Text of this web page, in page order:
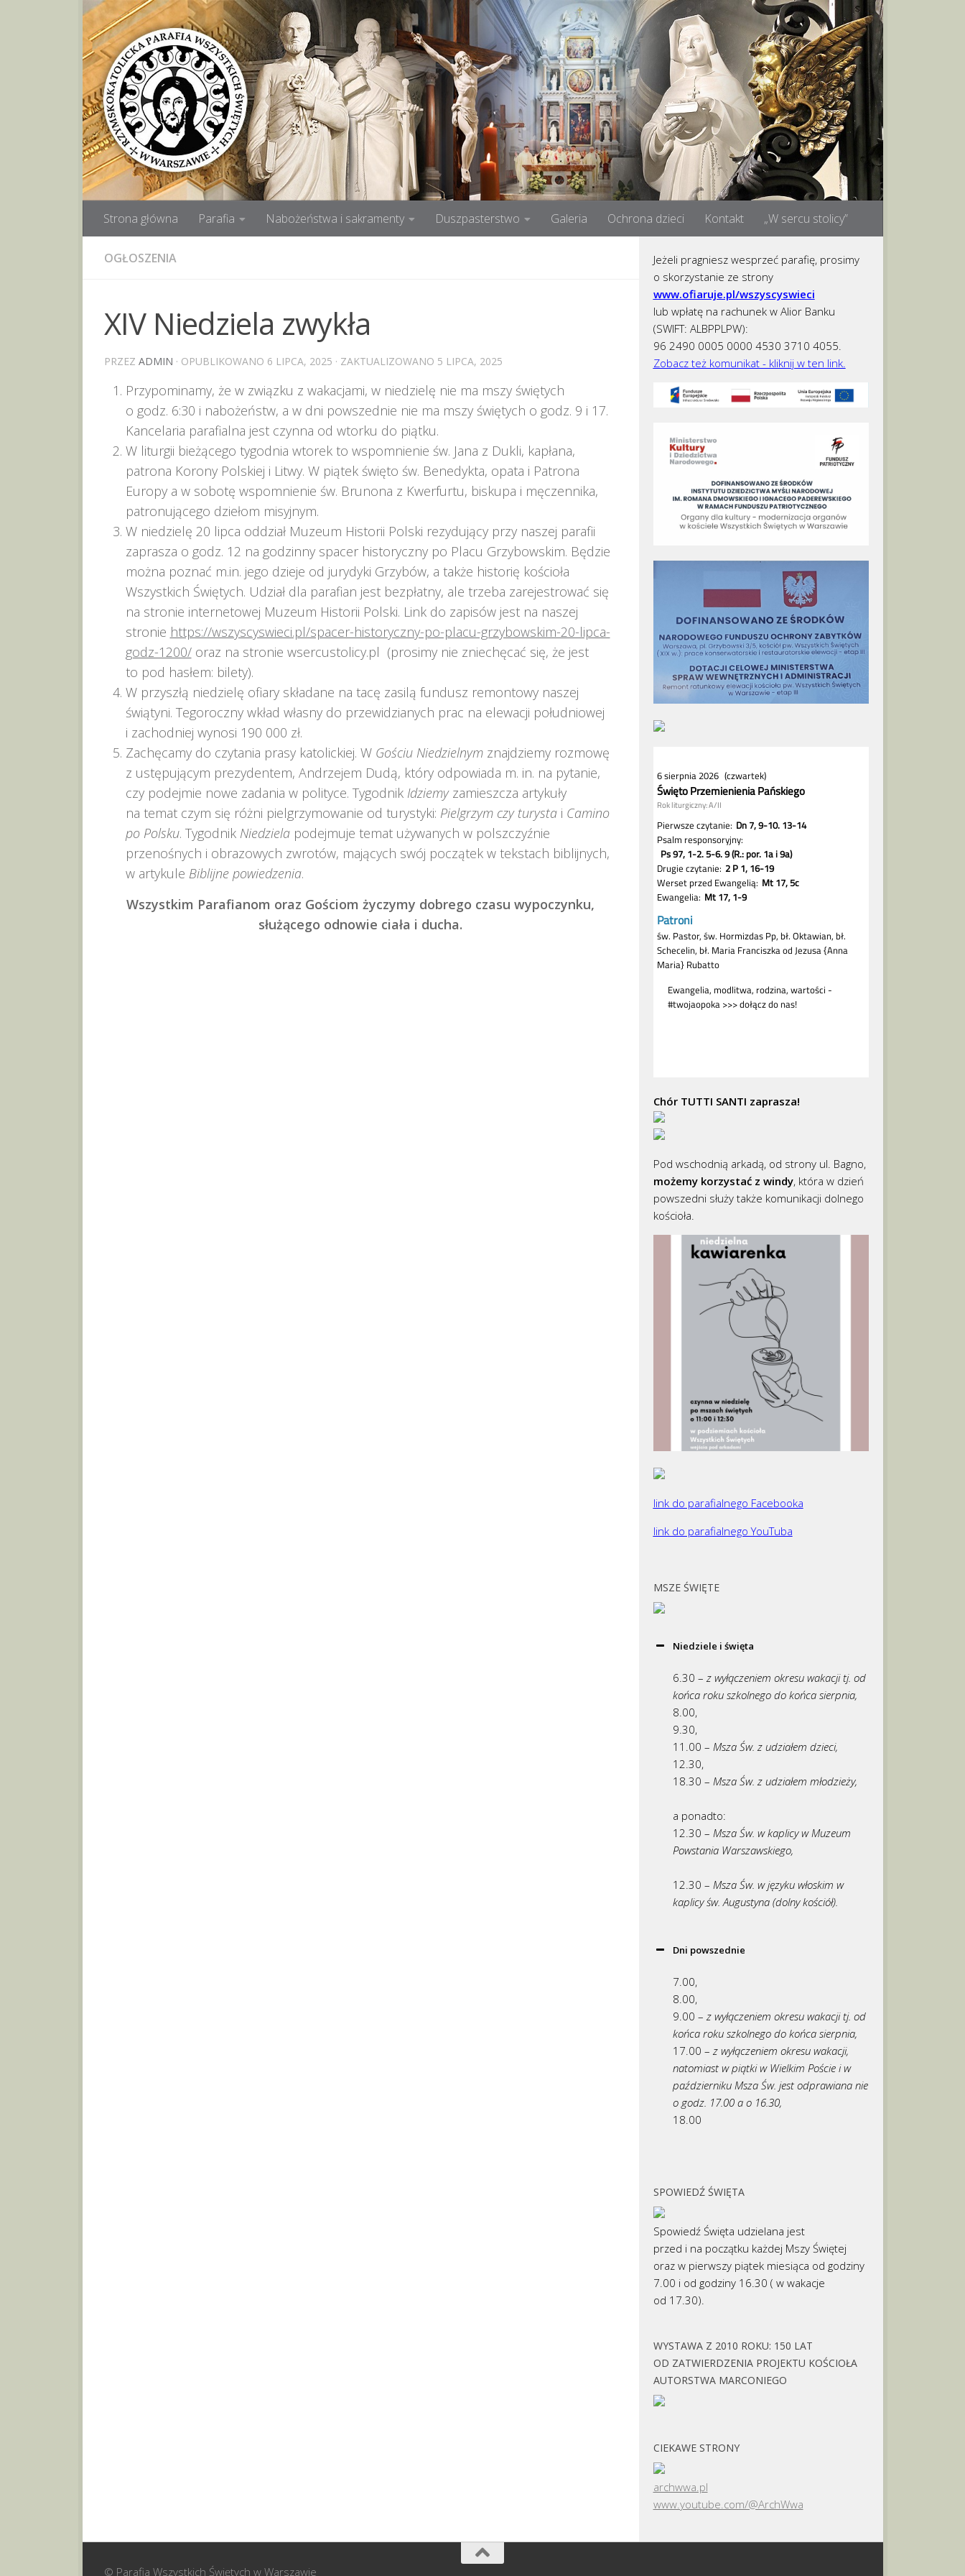
Przeskocz do treści
Strona główna Parafia Nabożeństwa i sakramenty Duszpasterstwo Galeria Ochrona dzieci Kontakt „W sercu stolicy”
OGŁOSZENIA
XIV Niedziela zwykła
PRZEZ ADMIN · OPUBLIKOWANO 6 LIPCA, 2025 · ZAKTUALIZOWANO 5 LIPCA, 2025
Przypominamy, że w związku z wakacjami, w niedzielę nie ma mszy świętych
o godz. 6:30 i nabożeństw, a w dni powszednie nie ma mszy świętych o godz. 9 i 17.
Kancelaria parafialna jest czynna od wtorku do piątku.
W liturgii bieżącego tygodnia wtorek to wspomnienie św. Jana z Dukli, kapłana,
patrona Korony Polskiej i Litwy. W piątek święto św. Benedykta, opata i Patrona
Europy a w sobotę wspomnienie św. Brunona z Kwerfurtu, biskupa i męczennika,
patronującego dziełom misyjnym.
W niedzielę 20 lipca oddział Muzeum Historii Polski rezydujący przy naszej parafii
zaprasza o godz. 12 na godzinny spacer historyczny po Placu Grzybowskim. Będzie
można poznać m.in. jego dzieje od jurydyki Grzybów, a także historię kościoła
Wszystkich Świętych. Udział dla parafian jest bezpłatny, ale trzeba zarejestrować się
na stronie internetowej Muzeum Historii Polski. Link do zapisów jest na naszej
stronie https://wszyscyswieci.pl/spacer-historyczny-po-placu-grzybowskim-20-lipca-
godz-1200/oraz na stronie wsercustolicy.pl (prosimy nie zniechęcać się, że jest
to pod hasłem: bilety).
W przyszłą niedzielę ofiary składane na tacę zasilą fundusz remontowy naszej
świątyni. Tegoroczny wkład własny do przewidzianych prac na elewacji południowej
i zachodniej wynosi 190 000 zł.
Zachęcamy do czytania prasy katolickiej. W Gościu Niedzielnymznajdziemy rozmowę
z ustępującym prezydentem, Andrzejem Dudą, który odpowiada m. in. na pytanie,
czy podejmie nowe zadania w polityce. Tygodnik Idziemyzamieszcza artykuły
na temat czym się różni pielgrzymowanie od turystyki: Pielgrzym czy turystai Camino
po Polsku. Tygodnik Niedziela podejmuje temat używanych w polszczyźnie
przenośnych i obrazowych zwrotów, mających swój początek w tekstach biblijnych,
w artykule Biblijne powiedzenia.
Wszystkim Parafianom oraz Gościom życzymy dobrego czasu wypoczynku,
służącego odnowie ciała i ducha.
Jeżeli pragniesz wesprzeć parafię, prosimy
o skorzystanie ze strony
www.ofiaruje.pl/wszyscyswieci
lub wpłatę na rachunek w Alior Banku
(SWIFT: ALBPPLPW):
96 2490 0005 0000 4530 3710 4055.
Zobacz też komunikat - kliknij w ten link.
Chór TUTTI SANTI zaprasza!
Pod wschodnią arkadą, od strony ul. Bagno,
możemy korzystać z windy, która w dzień
powszedni służy także komunikacji dolnego
kościoła.
link do parafialnego Facebooka
link do parafialnego YouTuba
MSZE ŚWIĘTE
Niedziele i święta
6.30 – z wyłączeniem okresu wakacji tj. od
końca roku szkolnego do końca sierpnia,
8.00,
9.30,
11.00 – Msza Św. z udziałem dzieci,
12.30,
18.30 – Msza Św. z udziałem młodzieży,
a ponadto:
12.30 – Msza Św. w kaplicy w Muzeum
Powstania Warszawskiego,
12.30 – Msza Św. w języku włoskim w
kaplicy św. Augustyna (dolny kościół).
Dni powszednie
7.00,
8.00,
9.00 – z wyłączeniem okresu wakacji tj. od
końca roku szkolnego do końca sierpnia,
17.00 – z wyłączeniem okresu wakacji,
natomiast w piątki w Wielkim Poście i w
październiku Msza Św. jest odprawiana nie
o godz. 17.00 a o 16.30,
18.00
SPOWIEDŹ ŚWIĘTA
Spowiedź Święta udzielana jest
przed i na początku każdej Mszy Świętej
oraz w pierwszy piątek miesiąca od godziny
7.00 i od godziny 16.30 ( w wakacje
od 17.30).
WYSTAWA Z 2010 ROKU: 150 LAT
OD ZATWIERDZENIA PROJEKTU KOŚCIOŁA
AUTORSTWA MARCONIEGO
CIEKAWE STRONY
archwwa.pl
www.youtube.com/@ArchWwa
© Parafia Wszystkich Świętych w Warszawie